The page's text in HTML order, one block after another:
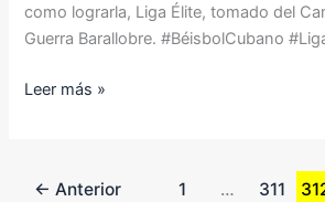
como lograrla, Liga Élite, tomado del
Guerra Barallobre. #BéisbolCubano
Leer más »
← Anterior 1 … 311